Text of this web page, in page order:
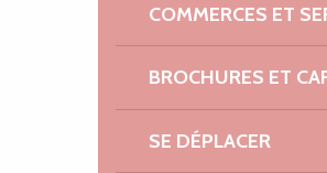
COMMERCES ET
BROCHURES ET
SE DÉPLACER